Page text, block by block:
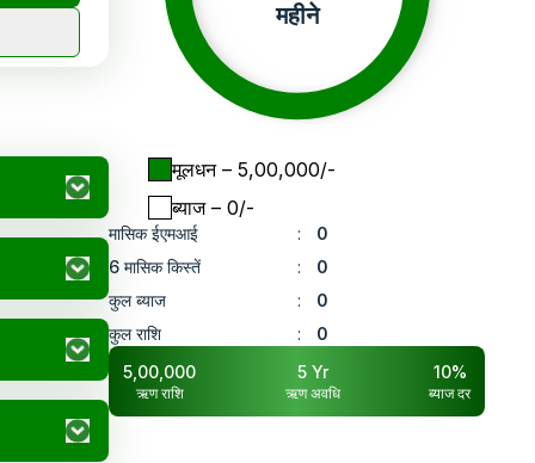
महीने
मूलधन– ₹ 5,00,000/-
ब्याज– ₹ 0/-
मासिक ईएमआई :
0
6 मासिक किस्तें
:
0
कुल ब्याज
:
0
कुल राशि
:
0
5,00,000
ऋण राशि
5Yr
ऋण अवधि
10%
ब्याज दर